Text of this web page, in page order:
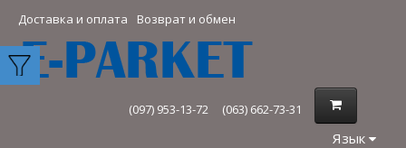
Доставка и оплата Возврат и обмен
(097) 953-13-72 (063) 662-73-31
Язык